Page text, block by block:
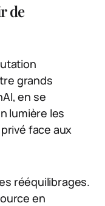
de
grands
en se
lumière les
face aux
rééquilibrages.
en